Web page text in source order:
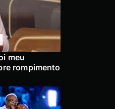
meu
rompimento